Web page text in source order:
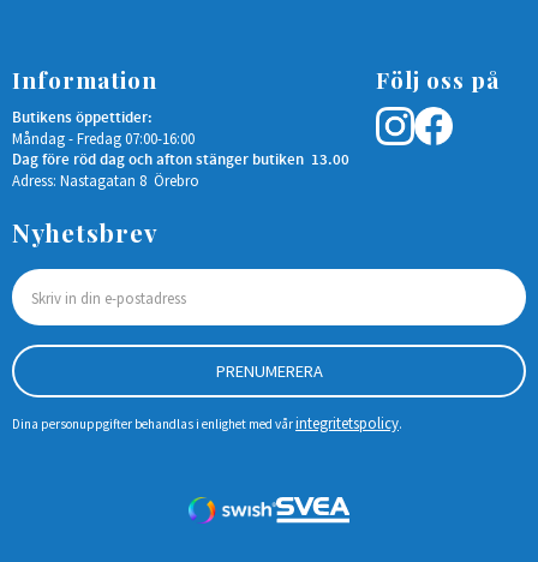
Information
Butikens öppettider:
Måndag - Fredag 07:00-16:00
Dag före röd dag och afton stänger butiken 13.00
Adress: Nastagatan 8 Örebro
Följ oss på
Nyhetsbrev
PRENUMERERA
Dina personuppgifter behandlas i enlighet med vårintegritetspolicy.